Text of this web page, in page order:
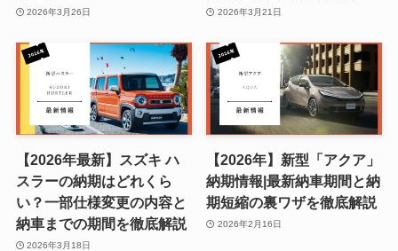
2026年3月26日 2026年3月21日
【2026年最新】スズキ ハ
スラーの納期はどれくら
い？一部仕様変更の内容と
納車までの期間を徹底解説
2026年3月18日
【2026年】新型「アクア」
納期情報|最新納車期間と納
期短縮の裏ワザを徹底解説
2026年2月16日